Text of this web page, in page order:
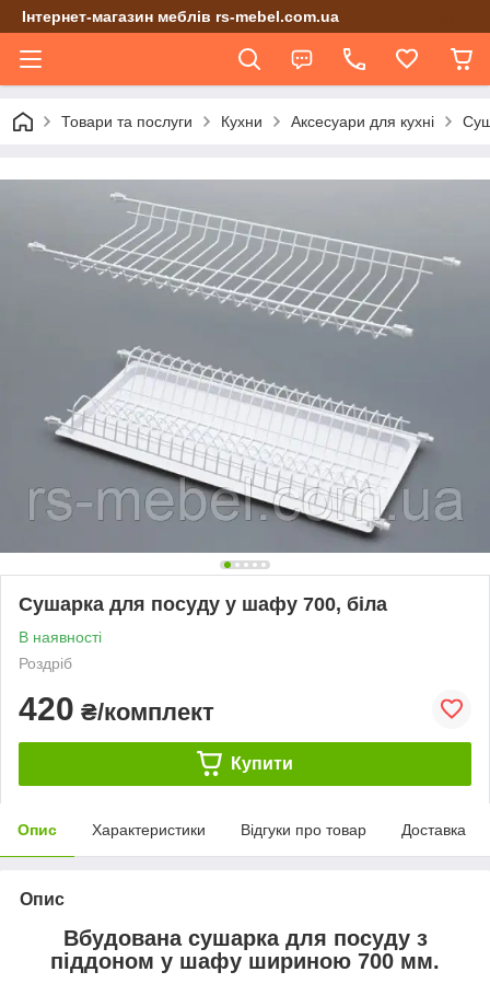
Інтернет-магазин меблів rs-mebel.com.ua
Товари та послуги Кухни Аксесуари для кухні
Сушарка для посуду у шафу 700, біла
В наявності
Роздріб
420 ₴/комплект
Купити
Опис Характеристики Відгуки про товар Доставка
Опис
Вбудована сушарка для посуду з
піддоном у шафу шириною 700 мм.